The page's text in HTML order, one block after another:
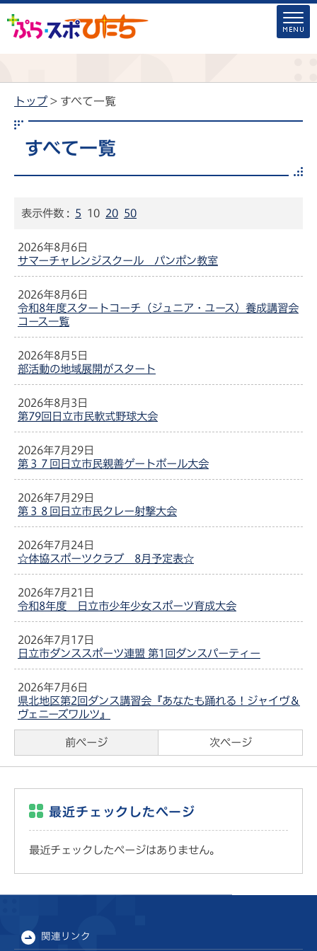
トップ > すべて一覧
すべて一覧
表示件数 : 5 10 20 50
2026年8月6日
サマーチャレンジスクール パンポン教室
2026年8月6日
令和8年度スタートコーチ（ジュニア・ユース）養成講習会
コース一覧
2026年8月5日
部活動の地域展開がスタート
2026年8月3日
第79回日立市民軟式野球大会
2026年7月29日
第３７回日立市民親善ゲートボール大会
2026年7月29日
第３８回日立市民クレー射撃大会
2026年7月24日
☆体協スポーツクラブ 8月予定表☆
2026年7月21日
令和8年度 日立市少年少女スポーツ育成大会
2026年7月17日
日立市ダンススポーツ連盟 第1回ダンスパーティー
2026年7月6日
県北地区第2回ダンス講習会『あなたも踊れる！ジャイヴ＆
ヴェニーズワルツ』
前ページ 次ページ
最近チェックしたページ
最近チェックしたページはありません。
関連リンク